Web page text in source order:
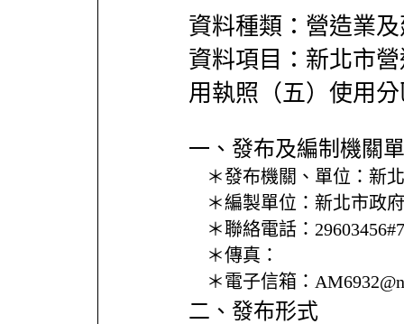
資料種類：營造業
資料項目：新北市
用執照（五）使用
一、發布及編制機關
＊發布機關、單位： 新
＊編製單位： 新北市政
＊聯絡電話：
＊傳真：
＊電子信箱：
二、發布形式